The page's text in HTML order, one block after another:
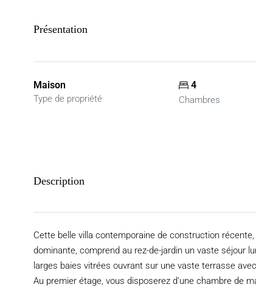
Présentation
Maison
Type de propriété
4
Chambres
Description
Cette belle villa contemporaine de construction
dominante, comprend au rez-de-jardin un vaste séjour
larges baies vitrées ouvrant sur une vaste terrasse
Au premier étage, vous disposerez d’une chambre de